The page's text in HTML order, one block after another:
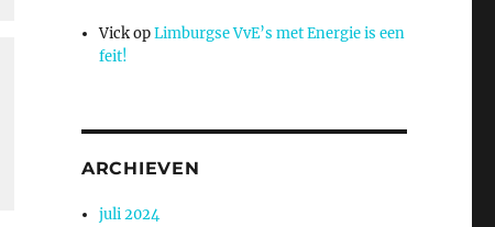
VickopLimburgse VvE’s met Energie is een
feit!
ARCHIEVEN
juli 2024